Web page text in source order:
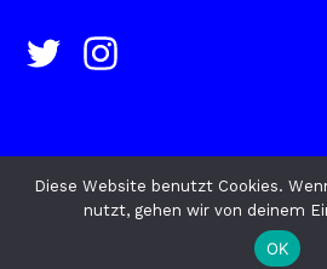
TRANSFORMAZINE
Diese Website benutzt Cookies.
nutzt, gehen wir von deinem
OK